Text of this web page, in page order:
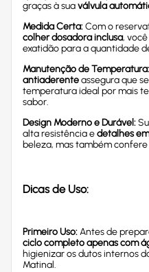
graças à suaválvula
Medida Certa:Com o
colher dosadora inclusa,
exatidão para a quantidade
Manutenção de Temperatura:
antiaderenteassegura que
temperatura ideal por mais
sabor.
Design Moderno e Durável:
alta resistência edetalhes
beleza, mas também confere
Dicas de Uso:
Primeiro Uso:Antes de
ciclo completo apenas com
higienizar os dutos internos
Matinal.